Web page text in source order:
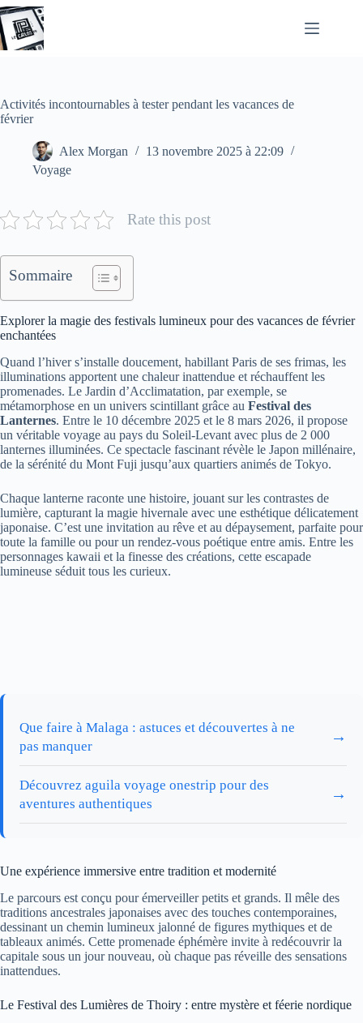
Passer
au
contenu
Activités incontournables à tester pendant les vacances de
février
Alex Morgan
13 novembre 2025 à 22:09
Voyage
Rate this post
Sommaire
Explorer la magie des festivals lumineux pour des vacances de février
enchantées
Quand l’hiver s’installe doucement, habillant Paris de ses frimas, les
illuminations apportent une chaleur inattendue et réchauffent les
promenades. Le Jardin d’Acclimatation, par exemple, se
métamorphose en un univers scintillant grâce au Festival des
Lanternes. Entre le 10 décembre 2025 et le 8 mars 2026, il propose
un véritable voyage au pays du Soleil-Levant avec plus de 2 000
lanternes illuminées. Ce spectacle fascinant révèle le Japon millénaire,
de la sérénité du Mont Fuji jusqu’aux quartiers animés de Tokyo.
Chaque lanterne raconte une histoire, jouant sur les contrastes de
lumière, capturant la magie hivernale avec une esthétique délicatement
japonaise. C’est une invitation au rêve et au dépaysement, parfaite pour
toute la famille ou pour un rendez-vous poétique entre amis. Entre les
personnages kawaii et la finesse des créations, cette escapade
lumineuse séduit tous les curieux.
Que faire à Malaga : astuces et découvertes à ne
pas manquer
→
Découvrez aguila voyage onestrip pour des
aventures authentiques
→
Une expérience immersive entre tradition et modernité
Le parcours est conçu pour émerveiller petits et grands. Il mêle des
traditions ancestrales japonaises avec des touches contemporaines,
dessinant un chemin lumineux jalonné de figures mythiques et de
tableaux animés. Cette promenade éphémère invite à redécouvrir la
capitale sous un jour nouveau, où chaque pas réveille des sensations
inattendues.
Le Festival des Lumières de Thoiry : entre mystère et féerie nordique